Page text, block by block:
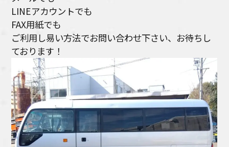
LINEアカウントでも
FAX用紙でも
ご利用し易い方法でお問い合わせ下さい、お待ちし
ております！